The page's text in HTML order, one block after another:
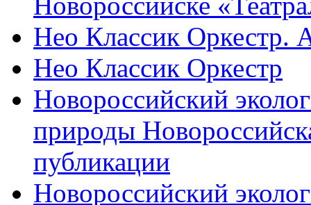
Нео Классик Оркестр.
Нео Классик Оркестр
Новороссийский
природы
публикации
Новороссийский